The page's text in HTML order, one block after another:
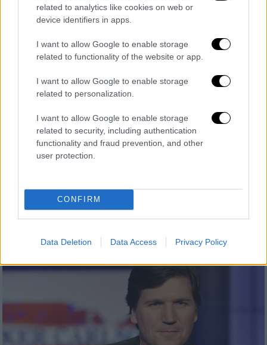
related to analytics like cookies on web or
device identifiers in apps.
I want to allow Google to enable storage
related to functionality of the website or app.
I want to allow Google to enable storage
related to personalization.
I want to allow Google to enable storage
related to security, including authentication
functionality and fraud prevention, and other
user protection.
CONFIRM
Data Deletion Data Access Privacy Policy
Κόσμος|21.09.2023 18:15
Τέλος εποχής: Ο 92χρονος Ρούπερτ
Μέρντοχ αποχωρεί από την προεδρία
Σε επιστολή του προς εργαζομένους της
Fox Corp και της News Corp, γνωστοποίησε
την παραίτησή του